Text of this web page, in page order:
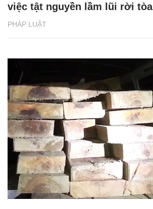
PHÁP LUẬT
việc tật nguyền lầm lũi rời tòa